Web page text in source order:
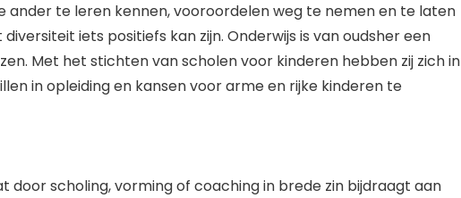
ander te leren kennen, vooroordelen weg te nemen en te laten
iets positiefs kan zijn. Onderwijs is van oudsher een
Met het stichten van scholen voor kinderen hebben zij zich in
in opleiding en kansen voor arme en rijke kinderen te
door scholing, vorming of coaching in brede zin bijdraagt aan